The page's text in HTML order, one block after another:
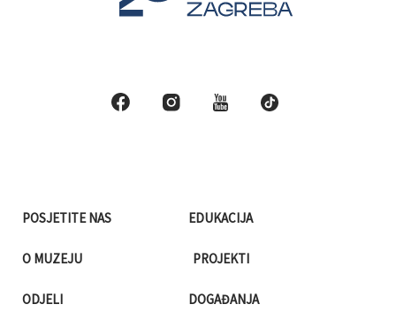
POSJETITE NAS
O MUZEJU
ODJELI
EDUKACIJA
PROJEKTI
DOGAĐANJA